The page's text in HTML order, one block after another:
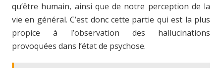
qu’être humain, ainsi que de notre perception de la
vie en général. C’est donc cette partie qui est la plus
propice à l’observation des hallucinations
provoquées dans l’état de psychose.